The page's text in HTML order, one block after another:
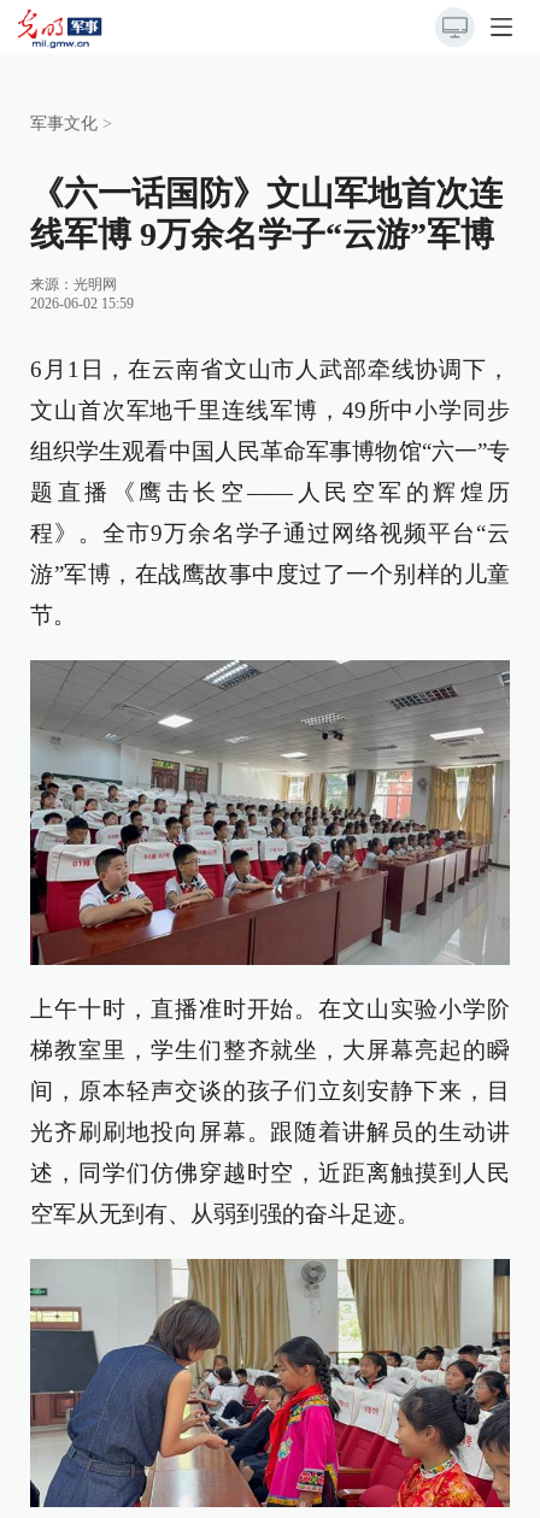
军事文化 >
《六一话国防》文山军地首次连
线军博 9万余名学子“云游”军博
来源： 光明网
2026-06-02 15:59
6月1日，在云南省文山市人武部牵线协调下，
文山首次军地千里连线军博，49所中小学同步
组织学生观看中国人民革命军事博物馆“六一”专
题直播《鹰击长空——人民空军的辉煌历
程》。全市9万余名学子通过网络视频平台“云
游”军博，在战鹰故事中度过了一个别样的儿童
节。
上午十时，直播准时开始。在文山实验小学阶
梯教室里，学生们整齐就坐，大屏幕亮起的瞬
间，原本轻声交谈的孩子们立刻安静下来，目
光齐刷刷地投向屏幕。跟随着讲解员的生动讲
述，同学们仿佛穿越时空，近距离触摸到人民
空军从无到有、从弱到强的奋斗足迹。